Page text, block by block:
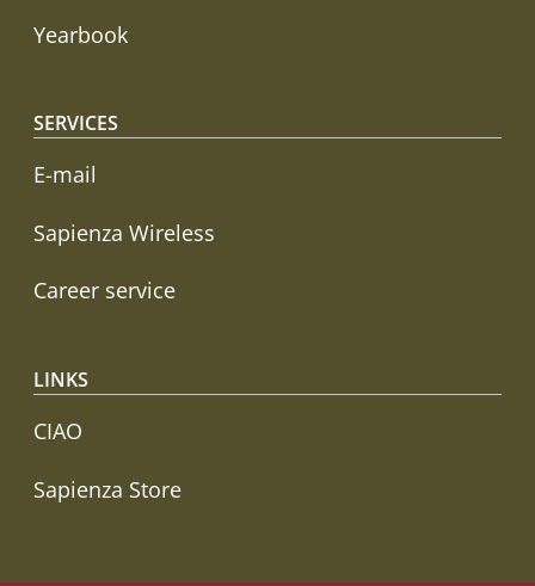
Yearbook
SERVICES
E-mail
Sapienza Wireless
Career service
LINKS
CIAO
Sapienza Store